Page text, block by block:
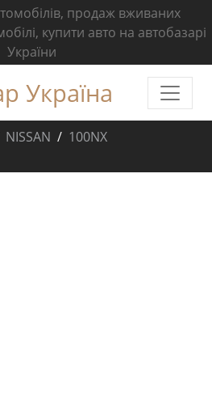
продаж вживаних
купити авто на автобазарі
України
Україна
NISSAN
100NX